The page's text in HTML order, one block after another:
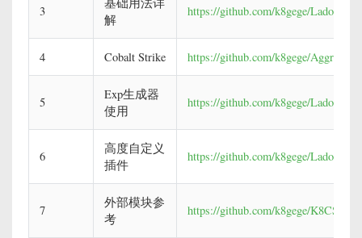
3
解
https://github.com/k8gege/Ladon/
4 Cobalt Strike https://github.com/k8gege/Aggressor
5
Exp生成器
使用
https://github.com/k8gege/Ladon/
6
高度自定义
插件
https://github.com/k8gege/Ladon/
7
外部模块参
考
https://github.com/k8gege/